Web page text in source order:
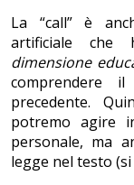
La “call” è
artificiale che
dimensione
comprendere
precedente.
potremo agire
personale, ma
legge nel testo